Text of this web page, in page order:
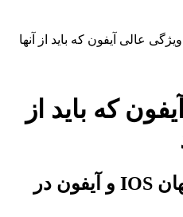
۱۰ ویژگی عالی آیفون که باید از آنها
که باید از
بررسی ویژگی های پنهان IOS و آیفون در